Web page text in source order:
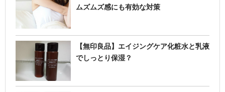
ムズムズ感にも有効な対策
【無印良品】エイジングケア化粧水と乳液
でしっとり保湿？